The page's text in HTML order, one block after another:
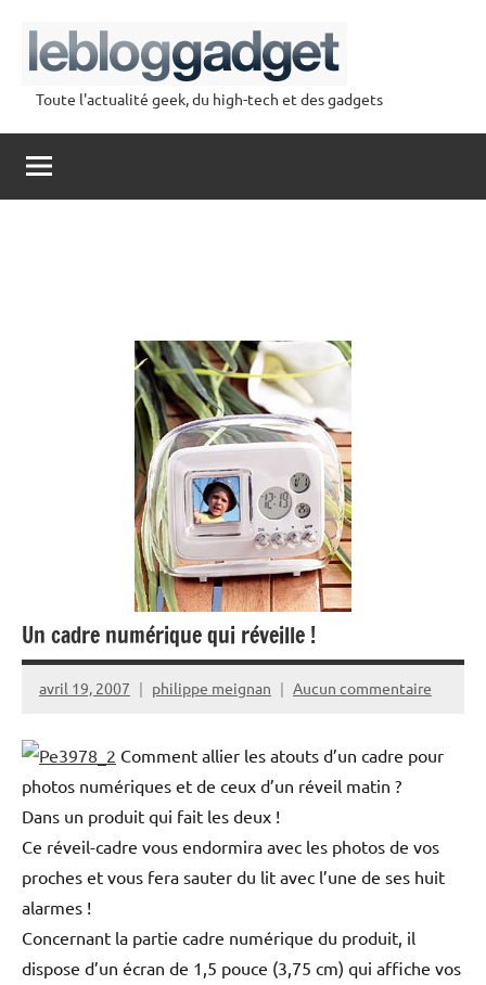
contenu
lebloggadget
Toute l'actualité geek, du high-tech et des gadgets
Un cadre numérique qui réveille !
avril 19, 2007 philippe meignan Aucun commentaire
Comment allier les atouts d’un cadre pour
photos numériques et de ceux d’un réveil matin ?
Dans un produit qui fait les deux !
Ce réveil-cadre vous endormira avec les photos de vos
proches et vous fera sauter du lit avec l’une de ses huit
alarmes !
Concernant la partie cadre numérique du produit, il
dispose d’un écran de 1,5 pouce (3,75 cm) qui affiche vos